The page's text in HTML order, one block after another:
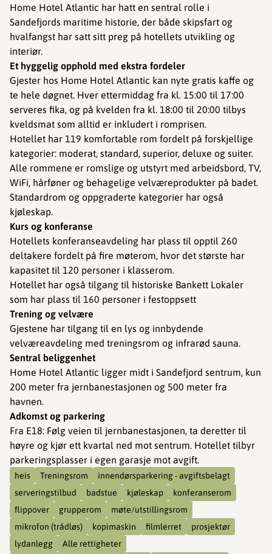
Home Hotel Atlantic har hatt en sentral rolle i
Sandefjords maritime historie, der både skipsfart og
hvalfangst har satt sitt preg på hotellets utvikling og
interiør.
Et hyggelig opphold med ekstra fordeler
Gjester hos Home Hotel Atlantic kan nyte gratis kaffe og
te hele døgnet. Hver ettermiddag fra kl. 15:00 til 17:00
serveres fika, og på kvelden fra kl. 18:00 til 20:00 tilbys
kveldsmat som alltid er inkludert i romprisen.
Hotellet har 119 komfortable rom fordelt på forskjellige
kategorier: moderat, standard, superior, deluxe og suiter.
Alle rommene er romslige og utstyrt med arbeidsbord, TV,
WiFi, hårføner og behagelige velværeprodukter på badet.
Standardrom og oppgraderte kategorier har også
kjøleskap.
Kurs og konferanse
Hotellets konferanseavdeling har plass til opptil 260
deltakere fordelt på fire møterom, hvor det største har
kapasitet til 120 personer i klasserom.
Hotellet har også tilgang til historiske Bankett Lokaler
som har plass til 160 personer i festoppsett
Trening og velvære
Gjestene har tilgang til en lys og innbydende
velværeavdeling med treningsrom og infrarød sauna.
Sentral beliggenhet
Home Hotel Atlantic ligger midt i Sandefjord sentrum, kun
200 meter fra jernbanestasjonen og 500 meter fra
havnen.
Adkomst og parkering
Fra E18: Følg veien til jernbanestasjonen, ta deretter til
høyre og kjør ett kvartal ned mot sentrum. Hotellet tilbyr
parkeringsplasser i egen garasje mot avgift.
heis Treningsrom
innendørsparkering - avgiftsbelagt
serveringstilbud
badstue kjøleskap
konferanserom
flippover
grupperom
møte/utstillingsrom
mikrofon (trådløs)
kopimaskin filmlerret
prosjektør
lydanlegg
Alle rettigheter